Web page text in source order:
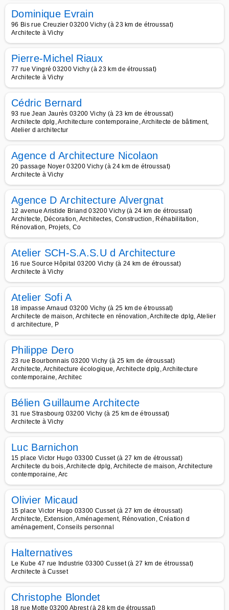
Dominique Evrain
96 Bis rue Creuzier 03200 Vichy (à 23 km de étroussat)
Architecte à Vichy
Pierre-Michel Riaux
77 rue Vingré 03200 Vichy (à 23 km de étroussat)
Architecte à Vichy
Cédric Bernard
93 rue Jean Jaurès 03200 Vichy (à 23 km de étroussat)
Architecte dplg, Architecture contemporaine, Architecte de bâtiment,
Atelier d architectur
Agence d Architecture Nicolaon
20 passage Noyer 03200 Vichy (à 24 km de étroussat)
Architecte à Vichy
Agence D Architecture Alvergnat
12 avenue Aristide Briand 03200 Vichy (à 24 km de étroussat)
Architecte, Décoration, Architectes, Construction, Réhabilitation,
Rénovation, Projets, Co
Atelier SCH-S.A.S.U d Architecture
16 rue Source Hôpital 03200 Vichy (à 24 km de étroussat)
Architecte à Vichy
Atelier Sofi A
18 impasse Arnaud 03200 Vichy (à 25 km de étroussat)
Architecte de maison, Architecte en rénovation, Architecte dplg, Atelier
d architecture, P
Philippe Dero
23 rue Bourbonnais 03200 Vichy (à 25 km de étroussat)
Architecte, Architecture écologique, Architecte dplg, Architecture
contemporaine, Architec
Bélien Guillaume Architecte
31 rue Strasbourg 03200 Vichy (à 25 km de étroussat)
Architecte à Vichy
Luc Barnichon
15 place Victor Hugo 03300 Cusset (à 27 km de étroussat)
Architecte du bois, Architecte dplg, Architecte de maison, Architecture
contemporaine, Arc
Olivier Micaud
15 place Victor Hugo 03300 Cusset (à 27 km de étroussat)
Architecte, Extension, Aménagement, Rénovation, Création d
aménagement, Conseils personnal
Halternatives
Le Kube 47 rue Industrie 03300 Cusset (à 27 km de étroussat)
Architecte à Cusset
Christophe Blondet
18 rue Motte 03200 Abrest (à 28 km de étroussat)